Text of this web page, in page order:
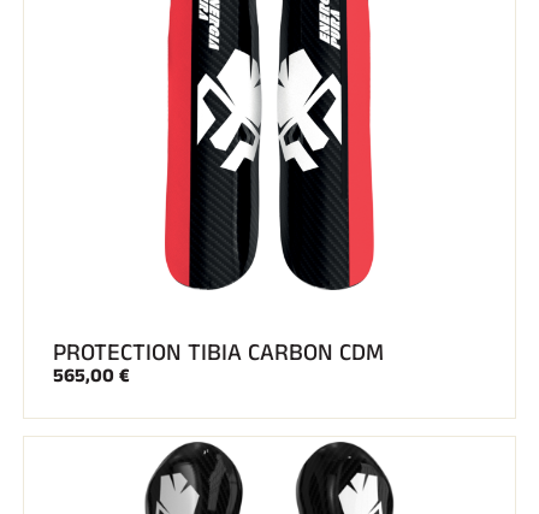
PROTECTION TIBIA CARBON CDM
565,00 €